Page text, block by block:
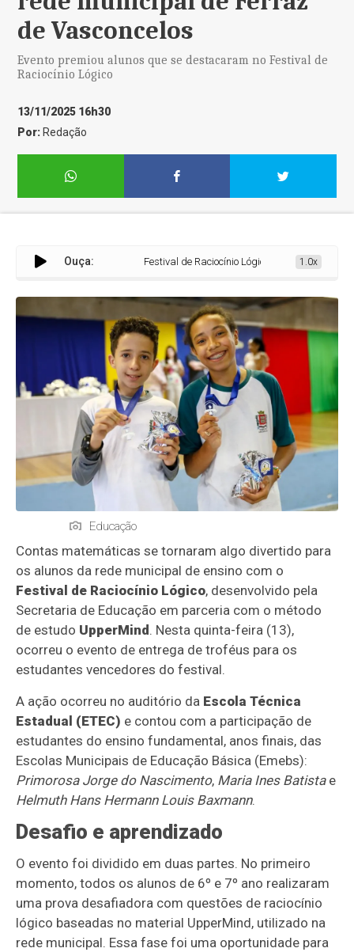
de Vasconcelos
Evento premiou alunos que se destacaram no Festival de
Raciocínio Lógico
13/11/2025 16h30
Por: Redação
Ouça: Festival de Raciocínio Lógico premia alunos da
1.0x
Educação
Contas matemáticas se tornaram algo divertido para
os alunos da rede municipal de ensino com o
Festival de Raciocínio Lógico, desenvolvido pela
Secretaria de Educação em parceria com o método
de estudo UpperMind . Nesta quinta-feira (13),
ocorreu o evento de entrega de troféus para os
estudantes vencedores do festival.
A ação ocorreu no auditório da Escola Técnica
Estadual (ETEC) e contou com a participação de
estudantes do ensino fundamental, anos finais, das
Escolas Municipais de Educação Básica (Emebs):
Primorosa Jorge do Nascimento, Maria Ines Batistae
Helmuth Hans Hermann Louis Baxmann.
Desafio e aprendizado
O evento foi dividido em duas partes. No primeiro
momento, todos os alunos de 6º e 7º ano realizaram
uma prova desafiadora com questões de raciocínio
lógico baseadas no material UpperMind, utilizado na
rede municipal. Essa fase foi uma oportunidade para